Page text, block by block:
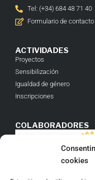
cookies
Tel: (+34) 684 48 71 40
Formulario de contacto
ACTIVIDADES
Proyectos
Sensibilización
Igualdad de género
Inscripciones
COLABORADORES